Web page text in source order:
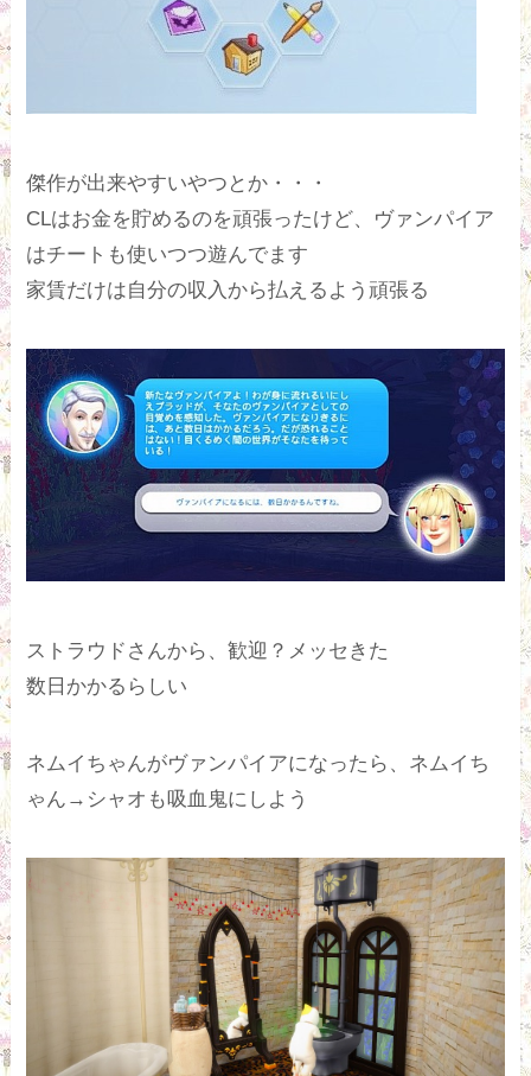
傑作が出来やすいやつとか・・・
CLはお金を貯めるのを頑張ったけど、ヴァンパイア
はチートも使いつつ遊んでます
家賃だけは自分の収入から払えるよう頑張る
ストラウドさんから、歓迎？メッセきた
数日かかるらしい
ネムイちゃんがヴァンパイアになったら、ネムイち
ゃん→シャオも吸血鬼にしよう